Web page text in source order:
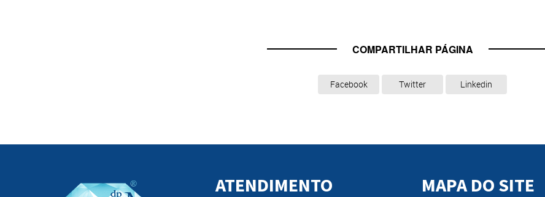
COMPARTILHAR PÁGINA
Facebook Twitter Linkedin
ATENDIMENTO MAPA DO SITE